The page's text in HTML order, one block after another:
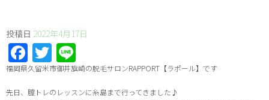
投稿日 2022年4月17日
Facebook
Twitter
福岡県久留米市御井旗崎の脱毛サロンRAPPORT 【ラポール】です
先日、膣トレのレッスンに糸島まで行ってきました♪